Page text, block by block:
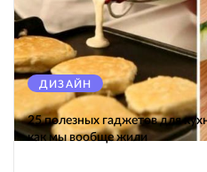
ДИЗАЙН
25 полезных гаджетов для
как мы вообще жили